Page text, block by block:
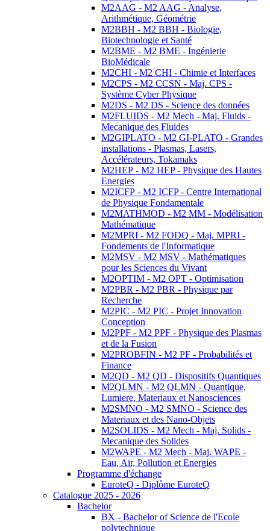
M2AAG - M2 AAG - Analyse,
Arithmétique, Géométrie
M2BBH - M2 BBH - Biologie,
Biotechnologie et Santé
M2BME - M2 BME - Ingénierie
BioMédicale
M2CHI - M2 CHI - Chimie et Interfaces
M2CPS - M2 CCSN - Maj. CPS -
Système Cyber Physique
M2DS - M2 DS - Science des données
M2FLUIDS - M2 Mech - Maj. Fluids -
Mecanique des Fluides
M2GIPLATO - M2 GI-PLATO - Grandes
installations - Plasmas, Lasers,
Accélérateurs, Tokamaks
M2HEP - M2 HEP - Physique des Hautes
Energies
M2ICFP - M2 ICFP - Centre International
de Physique Fondamentale
M2MATHMOD - M2 MM - Modélisation
Mathématique
M2MPRI - M2 FODQ - Maj. MPRI -
Fondements de l'Informatique
M2MSV - M2 MSV - Mathématiques
pour les Sciences du Vivant
M2OPTIM - M2 OPT - Optimisation
M2PBR - M2 PBR - Physique par
Recherche
M2PIC - M2 PIC - Projet Innovation
Conception
M2PPF - M2 PPF - Physique des Plasmas
et de la Fusion
M2PROBFIN - M2 PF - Probabilités et
Finance
M2QD - M2 QD - Dispositifs Quantiques
M2QLMN - M2 QLMN - Quantique,
Lumiere, Materiaux et Nanosciences
M2SMNO - M2 SMNO - Science des
Materiaux et des Nano-Objets
M2SOLIDS - M2 Mech - Maj. Solids -
Mecanique des Solides
M2WAPE - M2 Mech - Maj. WAPE -
Eau, Air, Pollution et Energies
Programme d'échange
EuroteQ - Diplôme EuroteQ
Catalogue 2025 - 2026
Bachelor
BX - Bachelor of Science de l'Ecole
polytechnique